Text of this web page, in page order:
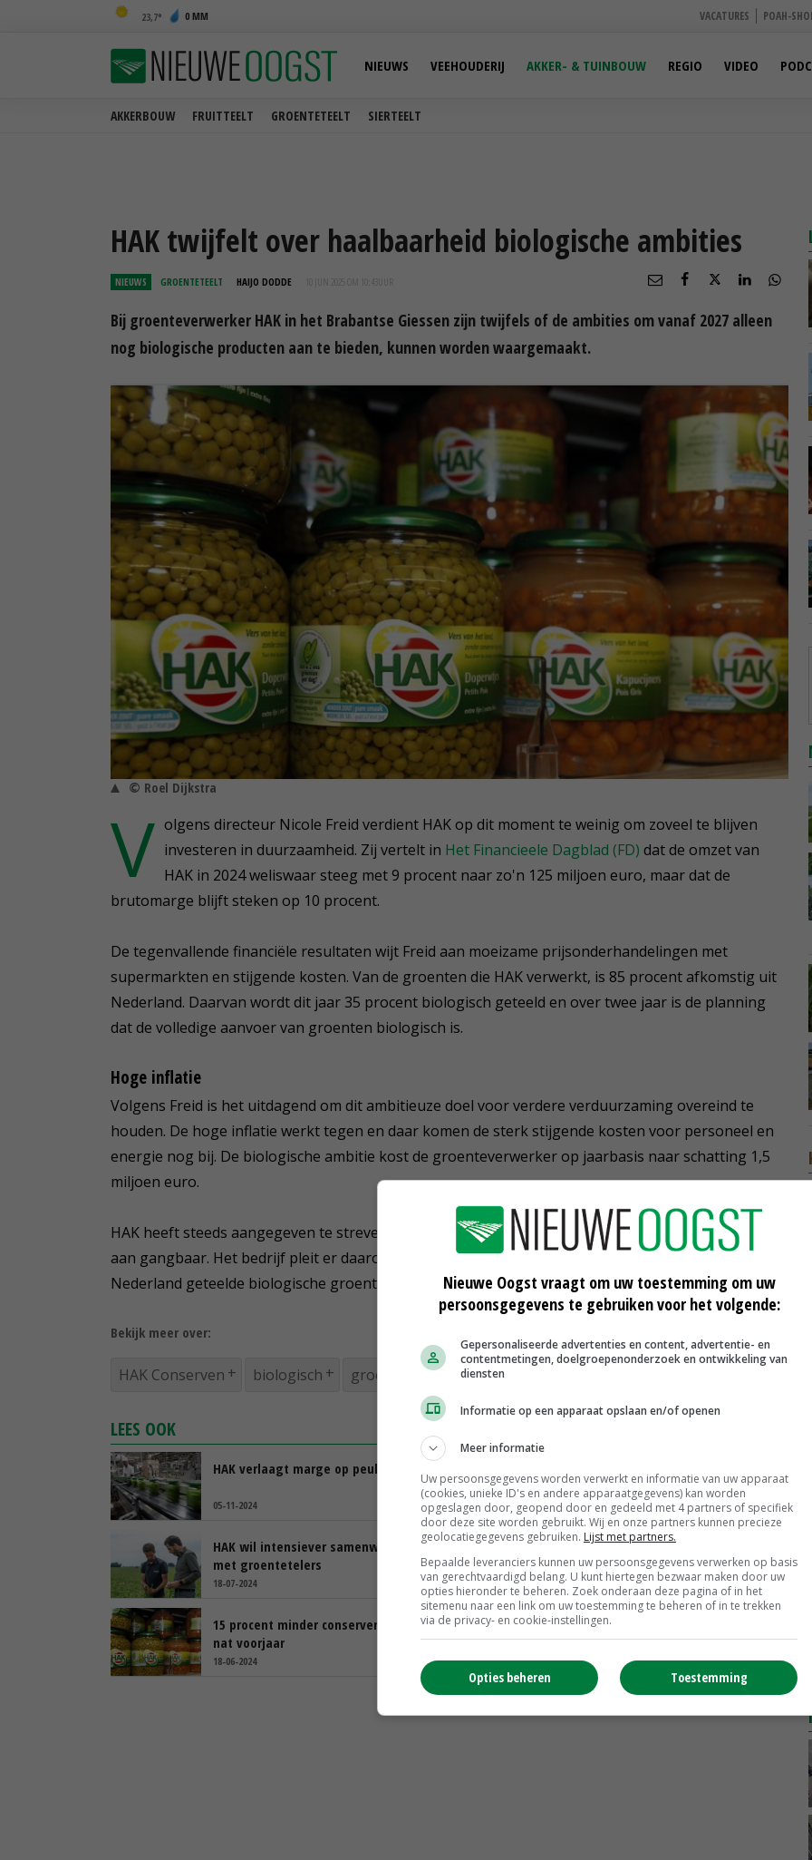
23,7 0 MM VACATURES POAH-
AKKERBOUW FRUITTEELT GROENTETEELT SIERTEELT
NIEUWS VEEHOUDERIJ AKKER- & TUINBOUW REGIO VIDEO
HAK twijfelt over haalbaarheid biologische ambities
NIEUWS GROENTETEELT HAIJO DODDE 10 JUN 2025 OM 10:43
Bij groenteverwerker HAK in het Brabantse Giessen zijn twijfels of de ambities om vanaf 2027 alleen
nog biologische producten aan te bieden, kunnen worden waargemaakt.
© Roel Dijkstra
V olgens directeur Nicole Freid verdient HAK op dit moment te weinig om zoveel te blijven
investeren in duurzaamheid. Zij vertelt in Het Financieele Dagblad (FD) dat de omzet van
HAK in 2024 weliswaar steeg met 9 procent naar zo'n 125 miljoen euro, maar dat de
brutomarge blijft steken op 10 procent.
De tegenvallende financiële resultaten wijt Freid aan moeizame prijsonderhandelingen met
supermarkten en stijgende kosten. Van de groenten die HAK verwerkt, is 85 procent afkomstig uit
Nederland. Daarvan wordt dit jaar 35 procent biologisch geteeld en over twee jaar is de planning
dat de volledige aanvoer van groenten biologisch is.
Hoge inflatie
Volgens Freid is het uitdagend om dit ambitieuze doel voor verdere verduurzaming overeind te
houden. De hoge inflatie werkt tegen en daar komen de sterk stijgende kosten voor personeel en
energie nog bij. De biologische ambitie kost de groenteverwerker op jaarbasis naar schatting 1,5
miljoen euro.
HAK heeft steeds aangegeven te streven naar een consumentenprijs die voor biologisch gelijk is
aan gangbaar. Het bedrijf pleit er daarom ook nog steeds voor dat er een btw-verlaging komt op in
Nederland geteelde biologische groenten en fruit.
Bekijk meer over:
HAK Conserven biologisch groenten en fruit
LEES OOK
HAK verlaagt marge op peulvruchten
05-11-2024
stap in biologisch
10-09-2024
HAK wil intensiever samenwerken
met groentetelers
18-07-2024
Consument ziet peulvrucht over het
hoofd als geschikte vleesvervanger
11-07-2024
15 procent minder conserven door
nat voorjaar
18-06-2024
HAK breidt biologisch sortiment
verder uit
29-02-2024
Nieuwe Oogst vraagt om uw toestemming om uw
persoonsgegevens te gebruiken voor het volgende:
Gepersonaliseerde advertenties en content, advertentie- en
contentmetingen, doelgroepenonderzoek en ontwikkeling van
diensten
Informatie op een apparaat opslaan en/of openen
Meer informatie
Uw persoonsgegevens worden verwerkt en informatie van uw apparaat
(cookies, unieke ID's en andere apparaatgegevens) kan worden
opgeslagen door, geopend door en gedeeld met 4 partners of specifiek
door deze site worden gebruikt. Wij en onze partners kunnen precieze
geolocatiegegevens gebruiken. Lijst met partners.
Bepaalde leveranciers kunnen uw persoonsgegevens verwerken op basis
van gerechtvaardigd belang. U kunt hiertegen bezwaar maken door uw
opties hieronder te beheren. Zoek onderaan deze pagina of in het
sitemenu naar een link om uw toestemming te beheren of in te trekken
via de privacy- en cookie-instellingen.
Toestemming
Opties beheren